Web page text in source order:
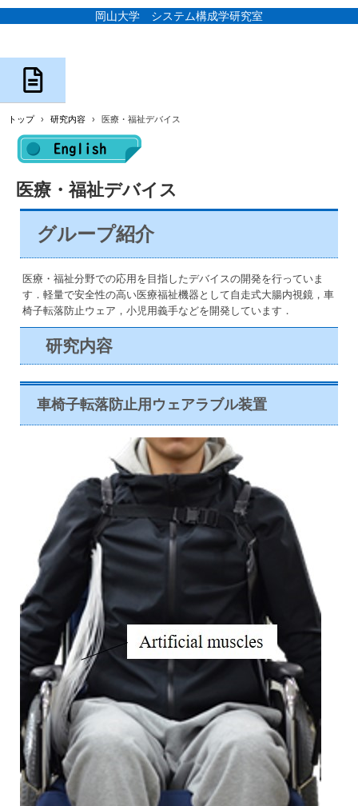
岡山大学 システム構成学研究室
トップ › 研究内容 › 医療・福祉デバイス
医療・福祉デバイス
グループ紹介
医療・福祉分野での応用を目指したデバイスの開発を行っていま
す．軽量で安全性の高い医療福祉機器として自走式大腸内視鏡，車
椅子転落防止ウェア，小児用義手などを開発しています．
研究内容
車椅子転落防止用ウェアラブル装置